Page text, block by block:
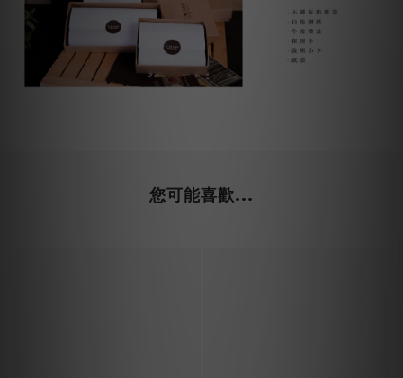
您可能喜歡...